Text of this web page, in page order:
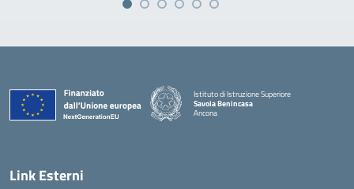
Istituto di Istruzione Superiore
Savoia Benincasa
Ancona
Link Esterni